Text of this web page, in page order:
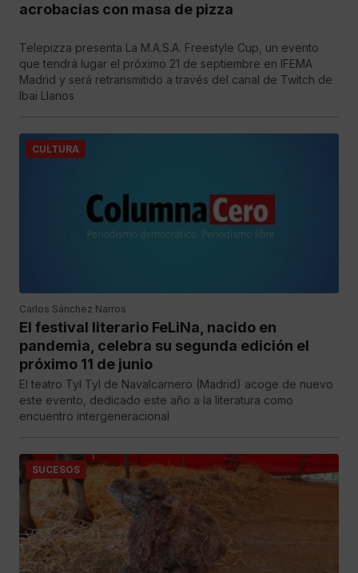
acrobacias con masa de pizza
Telepizza presenta La M.A.S.A. Freestyle Cup, un evento
que tendrá lugar el próximo 21 de septiembre en IFEMA
Madrid y será retransmitido a través del canal de Twitch de
Ibai Llanos
CULTURA
Carlos Sánchez Narros
El festival literario FeLiNa, nacido en
pandemia, celebra su segunda edición el
próximo 11 de junio
El teatro Tyl Tyl de Navalcarnero (Madrid) acoge de nuevo
este evento, dedicado este año a la literatura como
encuentro intergeneracional
SUCESOS